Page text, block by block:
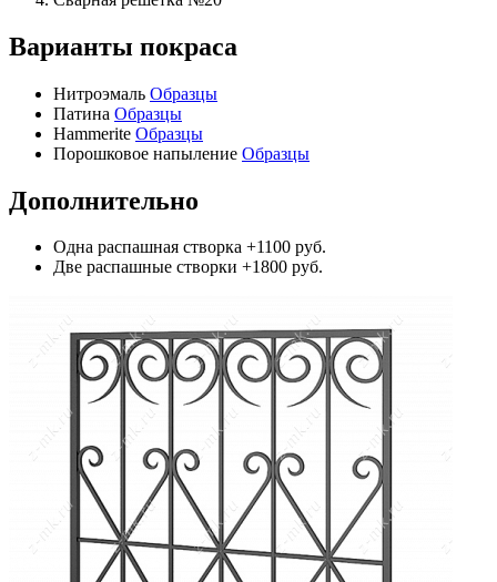
Варианты покраса
Нитроэмаль Образцы
Патина Образцы
Hammerite Образцы
Порошковое напыление Образцы
Дополнительно
Одна распашная створка +1100 руб.
Две распашные створки +1800 руб.